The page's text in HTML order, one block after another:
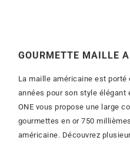
GOURMETTE MAILLE
La maille américaine est porté
années pour son style élégant
ONE vous propose une large
gourmettes en or 750
américaine. Découvrez